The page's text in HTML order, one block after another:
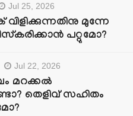
Jul 25, 2026
മുന്നേ
പറ്റുമോ?
Jul 22, 2026
മറക്കൽ
തെളിവ് സഹിതം